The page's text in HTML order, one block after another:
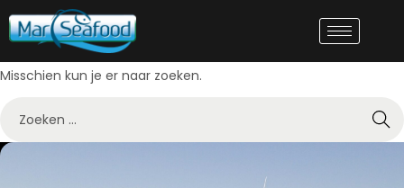
Niets gevonden
Het lijkt erop dat we niet kunnen vinden waar je naar zoekt.
Misschien kun je er naar zoeken.